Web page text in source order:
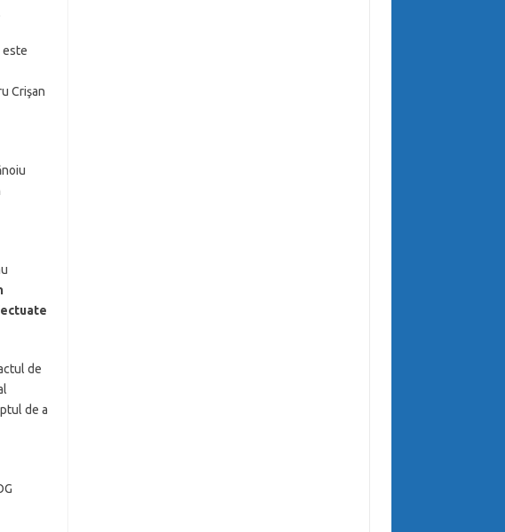
este
Crişan
de
de a